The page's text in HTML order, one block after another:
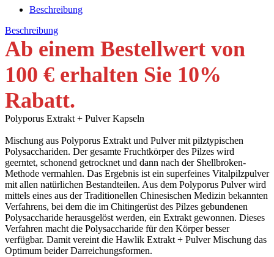
Beschreibung
Beschreibung
Ab einem Bestellwert von
100 € erhalten Sie 10%
Rabatt.
Polyporus Extrakt + Pulver Kapseln
Mischung aus Polyporus Extrakt und Pulver mit pilztypischen
Polysacchariden. Der gesamte Fruchtkörper des Pilzes wird
geerntet, schonend getrocknet und dann nach der Shellbroken-
Methode vermahlen. Das Ergebnis ist ein superfeines Vitalpilzpulver
mit allen natürlichen Bestandteilen. Aus dem Polyporus Pulver wird
mittels eines aus der Traditionellen Chinesischen Medizin bekannten
Verfahrens, bei dem die im Chitingerüst des Pilzes gebundenen
Polysaccharide herausgelöst werden, ein Extrakt gewonnen. Dieses
Verfahren macht die Polysaccharide für den Körper besser
verfügbar. Damit vereint die Hawlik Extrakt + Pulver Mischung das
Optimum beider Darreichungsformen.